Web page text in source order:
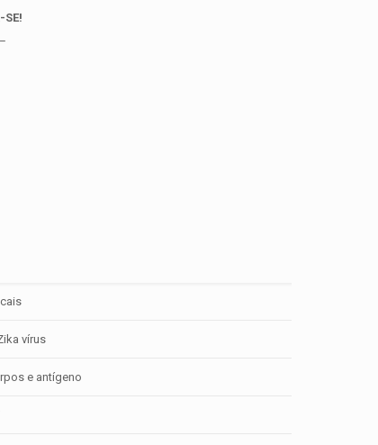
SE!
vírus
e antígeno